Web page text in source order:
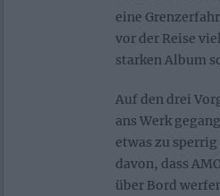
eine
vor der Reise
starken Album
Auf den drei
ans Werk
etwas zu
davon, dass
über Bord